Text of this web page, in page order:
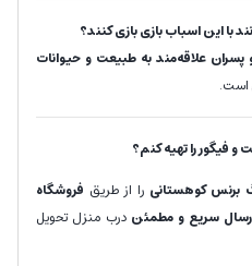
پسران علاقه‌مند به طبیعت و حیوانات
است.
برنس کوهستانی را از طریق فروشگاه
سریع و مطمئن درب منزل تحویل